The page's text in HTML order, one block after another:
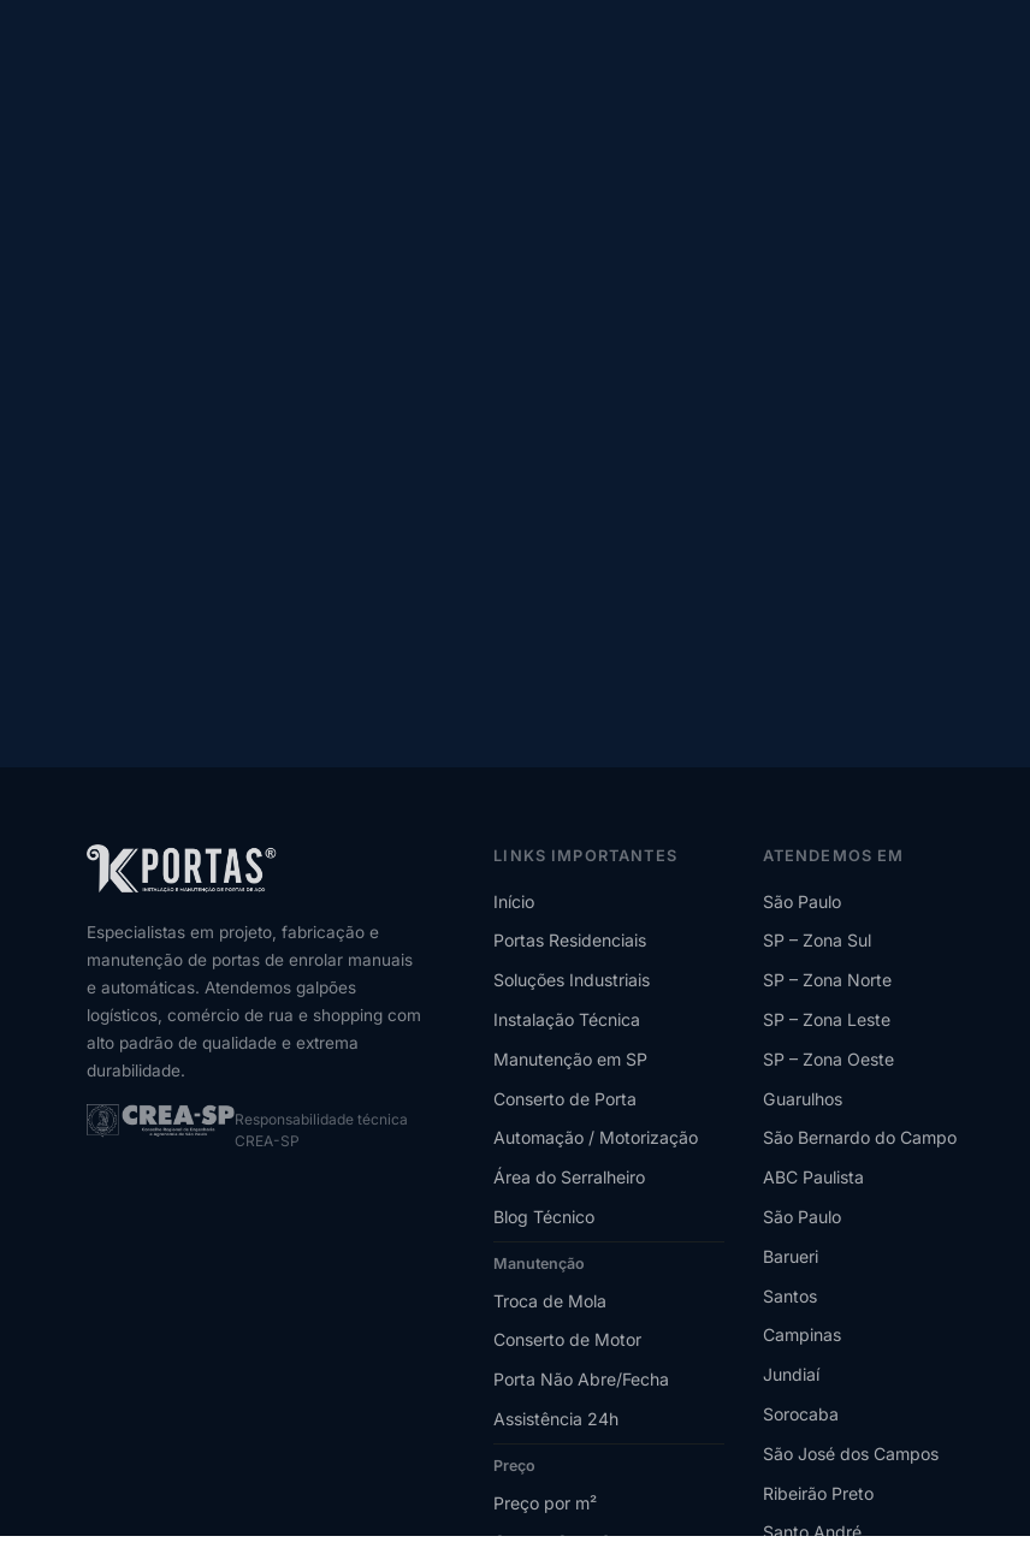
Especialistas em projeto, fabricação e
manutenção de portas de enrolar manuais
e automáticas. Atendemos galpões
logísticos, comércio de rua e shopping com
alto padrão de qualidade e extrema
durabilidade.
Responsabilidade técnica
CREA-SP
LINKS IMPORTANTES
Início
Portas Residenciais
Soluções Industriais
Instalação Técnica
Manutenção em SP
Conserto de Porta
Automação / Motorização
Área do Serralheiro
Blog Técnico
Manutenção
Troca de Mola
Conserto de Motor
Porta Não Abre/Fecha
Assistência 24h
Preço
Preço por m²
Quanto Custa?
ATENDEMOS EM
São Paulo
SP – Zona Sul
SP – Zona Norte
SP – Zona Leste
SP – Zona Oeste
Guarulhos
São Bernardo do Campo
ABC Paulista
São Paulo
Barueri
Santos
Campinas
Jundiaí
Sorocaba
São José dos Campos
Ribeirão Preto
Santo André